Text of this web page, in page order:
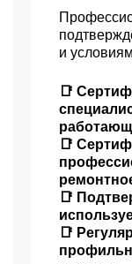
и
📑
📑
📑
📑